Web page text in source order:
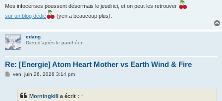
Mes infocerises poussent désormais le jeudi ici, et on peut les retrouver
sur un blog dédié
(yen a beaucoup plus).
cdang
Dieu d'après le panthéon
Re: [Energie] Atom Heart Mother vs Earth Wind & Fire
Mven. juin 26, 2026 3:14 pm
Morningkill a écrit : ↑